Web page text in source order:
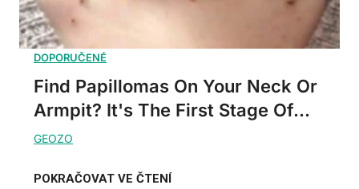
Find Papillomas On Your Neck Or
Armpit? It's The First Stage Of...